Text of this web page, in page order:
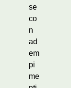
se
co
n
ad
em
pi
me